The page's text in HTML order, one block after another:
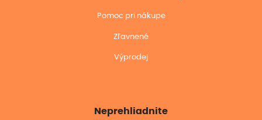
Pomoc pri nákupe
Zľavnené
Výprodej
Neprehliadnite